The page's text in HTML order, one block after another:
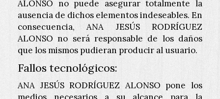
ALONSO no puede asegurar totalmente la
ausencia de dichos elementos indeseables. En
consecuencia,ANA JESÚS RODRÍGUEZ
ALONSO no será responsable de los daños
que los mismos pudieran producir al usuario.
Fallos tecnológicos:
ANA JESÚS RODRÍGUEZ ALONSO pone los